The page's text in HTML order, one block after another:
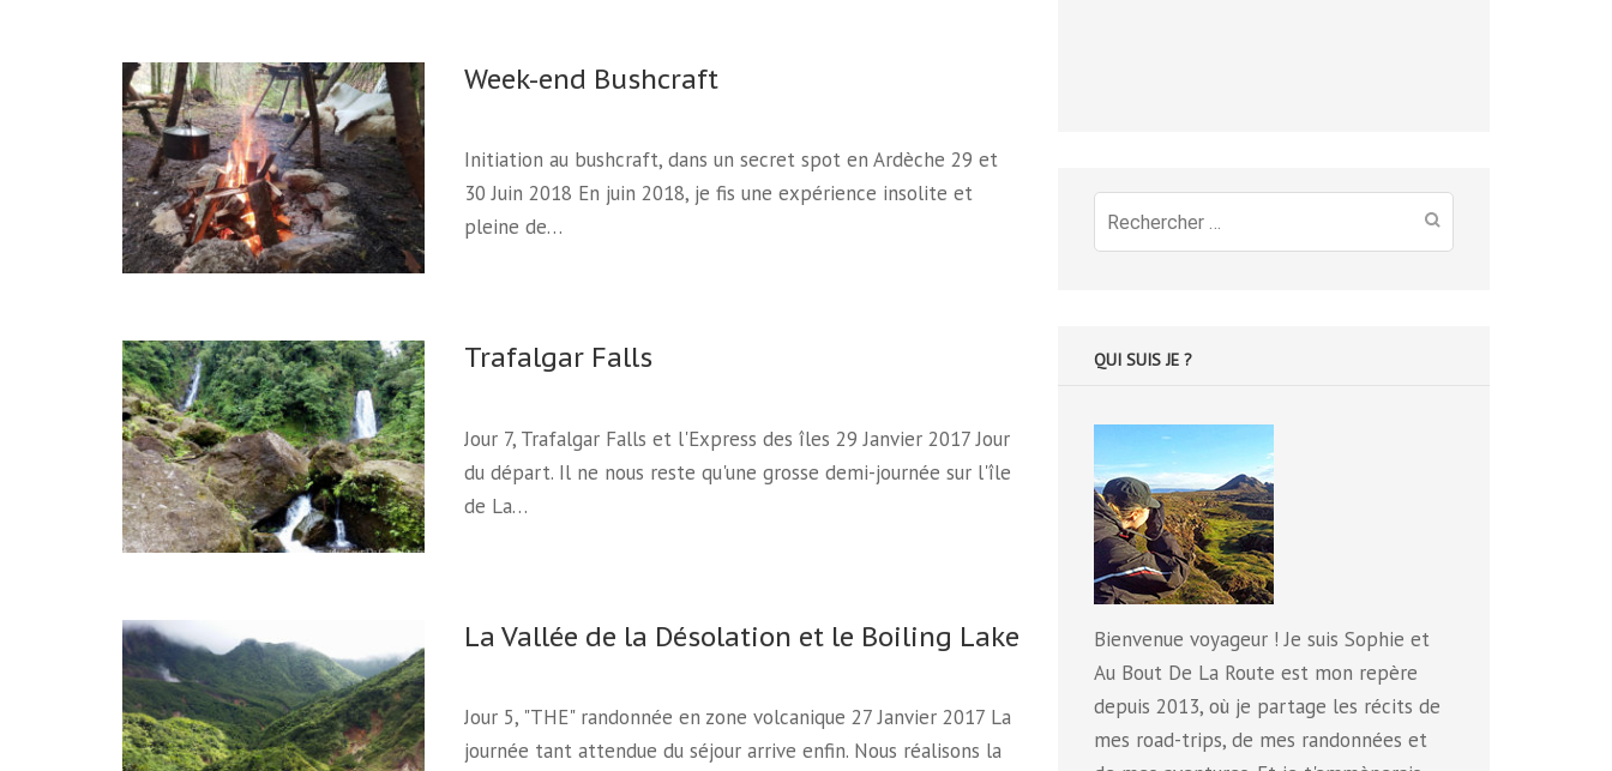
Week-end Bushcraft
Initiation au bushcraft, dans un secret spot en Ardèche 29 et
30 Juin 2018 En juin 2018, je fis une expérience insolite et
pleine de…
Trafalgar Falls
Jour 7, Trafalgar Falls et l'Express des îles 29 Janvier 2017 Jour
du départ. Il ne nous reste qu'une grosse demi-journée sur l'île
de La…
La Vallée de la Désolation et le Boiling Lake
Jour 5, "THE" randonnée en zone volcanique 27 Janvier 2017 La
journée tant attendue du séjour arrive enfin. Nous réalisons la
Recherche
pour
QUI SUIS JE ?
Bienvenue voyageur ! Je suis Sophie et
Au Bout De La Route est mon repère
depuis 2013, où je partage les récits de
mes road-trips, de mes randonnées et